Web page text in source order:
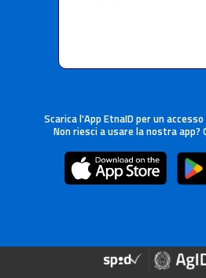
Scarica l'App EtnaID per un
Non riesci a usare la nostra app?